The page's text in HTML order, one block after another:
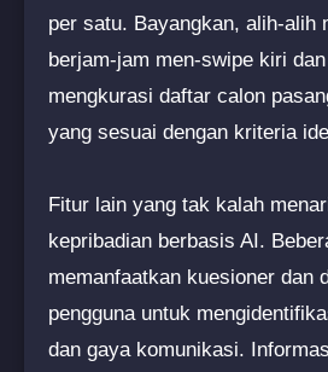
per satu. Bayangkan, alih-alih
berjam-jam men-swipe kiri
mengkurasi daftar calon
yang sesuai dengan kriteria
Fitur lain yang tak kalah
kepribadian berbasis AI.
memanfaatkan kuesioner dan
pengguna untuk
dan gaya komunikasi.